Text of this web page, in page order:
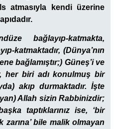
atmasıyla kendi üzerine
bağlayıp-katmakta,
katmaktadır, (Dünya’nın
bağlamıştır;) Güneş’i ve
her biri adı konulmuş bir
akıp durmaktadır. İşte
Allah sizin Rabbinizdir;
taptıklarınız ise, ‘bir
bile malik olmayan